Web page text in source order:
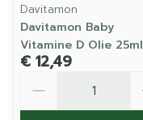
Davitamon
Davitamon Baby
Vitamine D Olie 25ml
€ 12,49